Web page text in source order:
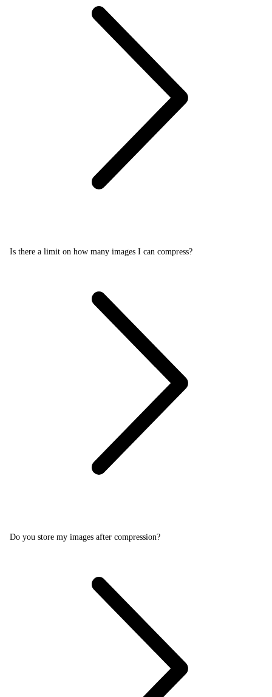
Is there a limit on how many images I can compress?
Do you store my images after compression?